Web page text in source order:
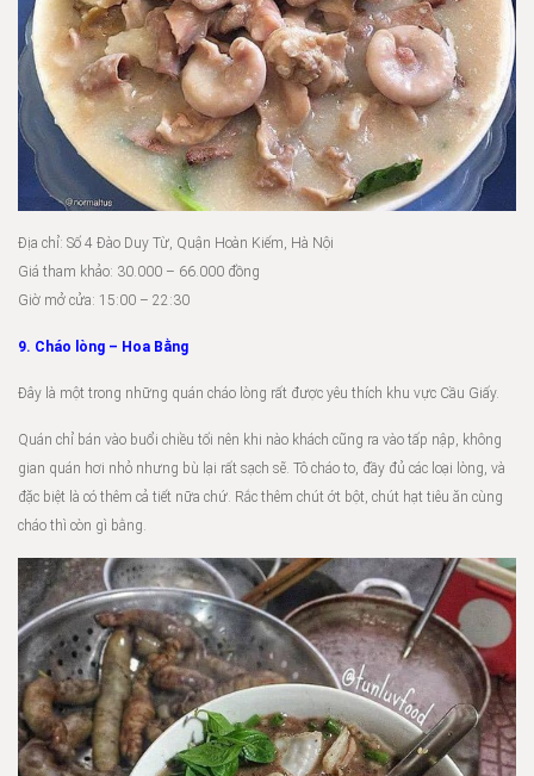
Địa chỉ: Số 4 Đào Duy Từ, Quận Hoàn Kiếm, Hà Nội
Giá tham khảo: 30.000 – 66.000 đồng
Giờ mở cửa: 15:00 – 22:30
9. Cháo lòng – Hoa Bằng
Đây là một trong những quán cháo lòng rất được yêu thích khu vực Cầu Giấy.
Quán chỉ bán vào buổi chiều tối nên khi nào khách cũng ra vào tấp nập, không
gian quán hơi nhỏ nhưng bù lại rất sạch sẽ. Tô cháo to, đầy đủ các loại lòng, và
đặc biệt là có thêm cả tiết nữa chứ. Rắc thêm chút ớt bột, chút hạt tiêu ăn cùng
cháo thì còn gì bằng.